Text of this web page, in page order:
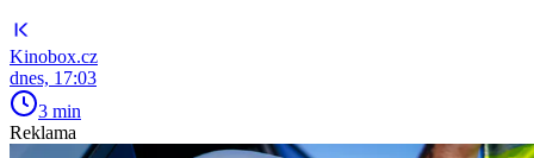
Kinobox.cz
dnes, 17:03
3 min
Reklama